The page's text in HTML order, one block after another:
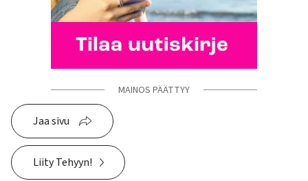
MAINOS PÄÄTTYY
Jaa sivu
Liity Tehyyn!